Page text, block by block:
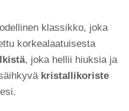
klassikko, joka
korkealaatuisesta
, joka hellii hiuksia ja
kristallikoriste